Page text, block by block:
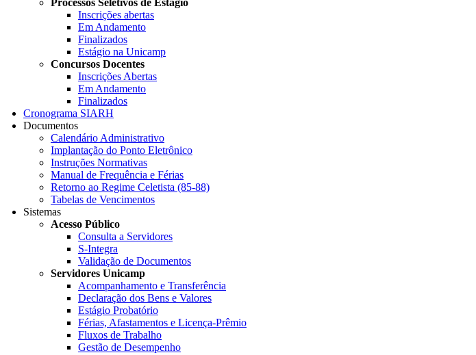
Processos Seletivos de Estágio
Inscrições abertas
Em Andamento
Finalizados
Estágio na Unicamp
Concursos Docentes
Inscrições Abertas
Em Andamento
Finalizados
Cronograma SIARH
Documentos
Calendário Administrativo
Implantação do Ponto Eletrônico
Instruções Normativas
Manual de Frequência e Férias
Retorno ao Regime Celetista (85-88)
Tabelas de Vencimentos
Sistemas
Acesso Público
Consulta a Servidores
S-Integra
Validação de Documentos
Servidores Unicamp
Acompanhamento e Transferência
Declaração dos Bens e Valores
Estágio Probatório
Férias, Afastamentos e Licença-Prêmio
Fluxos de Trabalho
Gestão de Desempenho